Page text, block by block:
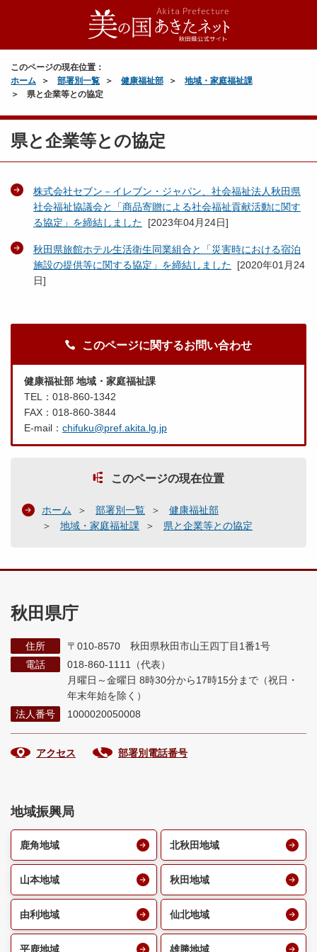
このページの現在位置：
ホーム
部署別一覧 健康福祉部
地域・家庭福祉課
県と企業等との協定
県と企業等との協定
株式会社セブン－イレブン・ジャパン、社会福祉法人秋田県
社会福祉協議会と「商品寄贈による社会福祉貢献活動に関す
る協定」を締結しました [2023年04月24日]
秋田県旅館ホテル生活衛生同業組合と「災害時における宿泊
施設の提供等に関する協定」を締結しました [2020年01月24
日]
このページに関するお問い合わせ
健康福祉部 地域・家庭福祉課
TEL：018-860-1342
FAX：018-860-3844
E-mail： chifuku@pref.akita.lg.jp
このページの現在位置
ホーム 部署別一覧
健康福祉部
地域・家庭福祉課
県と企業等との協定
秋田県庁
住所
〒010-8570 秋田県秋田市山王四丁目1番1号
電話
018-860-1111（代表）
月曜日～金曜日 8時30分から17時15分まで （祝日・
年末年始を除く）
法人番号
1000020050008
アクセス 部署別電話番号
地域振興局
鹿角地域 北秋田地域
山本地域 秋田地域
由利地域 仙北地域
平鹿地域 雄勝地域